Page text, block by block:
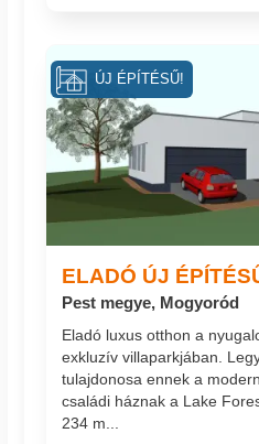
ELADÓ ÚJ
Pest megye, Mogyoród
Eladó luxus otthon a
exkluzív villaparkjában.
tulajdonosa ennek a
családi háznak a Lake
234 m...
ÚJ ÉPÍTÉSŰ!